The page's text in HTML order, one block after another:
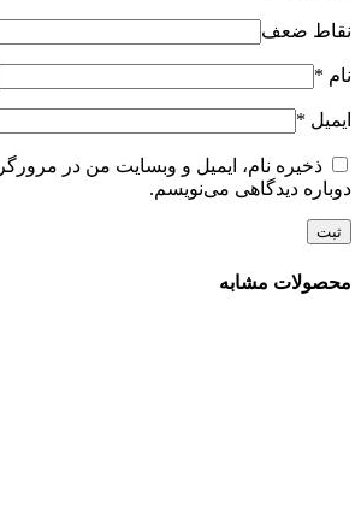
نقاط ضعف
نام *
ایمیل *
ذخیره نام، ایمیل و وبسایت من در
دوباره دیدگاهی می‌نویسم.
محصولات مشابه